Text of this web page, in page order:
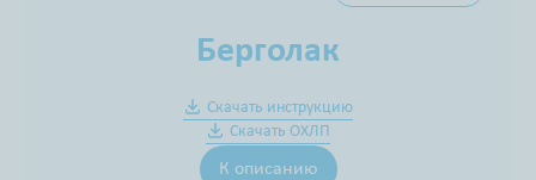
Берголак
Скачать инструкцию
Скачать ОХЛП
К описанию